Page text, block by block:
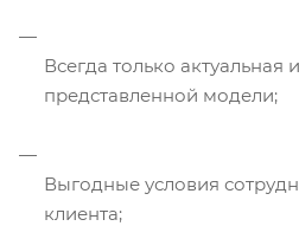
Всегда только
представленной модели;
Выгодные условия
клиента;